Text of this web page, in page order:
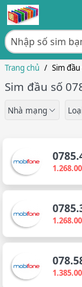
Trang chủ / Sim
Sim đầu số
Nhà mạng